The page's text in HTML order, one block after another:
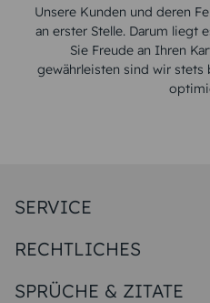
Unsere Kunden und deren
an erster Stelle. Darum liegt
Sie Freude an Ihren
gewährleisten sind wir stets
SERVICE
Papiersorten
Unsere Produktion
Magazin
RECHTLICHES
Widerrufsbelehrung
SPRÜCHE & ZITATE